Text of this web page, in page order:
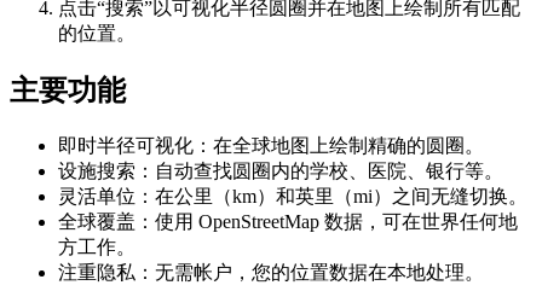
点击“搜索”以可视化半径圆圈并在地图上绘制所有匹配
的位置。
主要功能
即时半径可视化：在全球地图上绘制精确的圆圈。
设施搜索：自动查找圆圈内的学校、医院、银行等。
灵活单位：在公里（km）和英里（mi）之间无缝切换。
全球覆盖：使用 OpenStreetMap 数据，可在世界任何地
方工作。
注重隐私：无需帐户，您的位置数据在本地处理。